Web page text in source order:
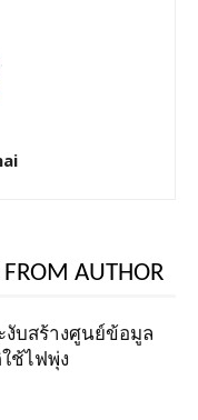
AUTHOR
งับสร้างศูนย์ข้อมูล
ช้ไฟพุ่ง